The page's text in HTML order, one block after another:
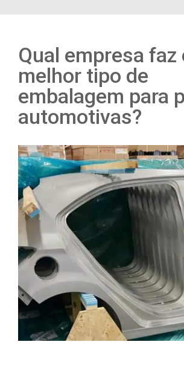
Qual empresa faz
melhor tipo de
embalagem para
automotivas?